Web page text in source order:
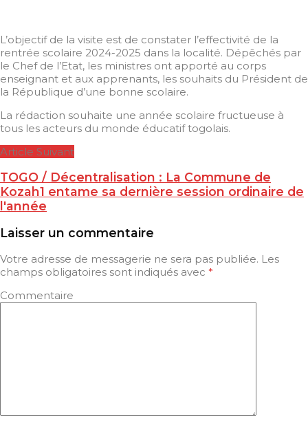
L’objectif de la visite est de constater l’effectivité de la
rentrée scolaire 2024-2025 dans la localité. Dépêchés par
le Chef de l’Etat, les ministres ont apporté au corps
enseignant et aux apprenants, les souhaits du Président de
la République d’une bonne scolaire.
La rédaction souhaite une année scolaire fructueuse à
tous les acteurs du monde éducatif togolais.
Article Suivant
TOGO / Décentralisation : La Commune de
Kozah1 entame sa dernière session ordinaire de
l'année
Laisser un commentaire
Votre adresse de messagerie ne sera pas publiée. Les
champs obligatoires sont indiqués avec *
Commentaire